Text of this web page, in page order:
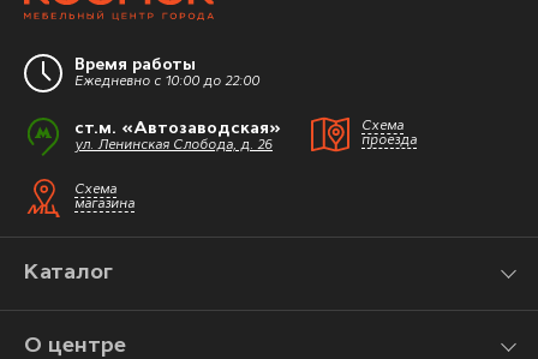
Время работы
Ежедневно с 10:00 до 22:00
ст.м. «Автозаводская»
ул. Ленинская Слобода, д. 26
Схема
проезда
Схема
магазина
Каталог
О центре